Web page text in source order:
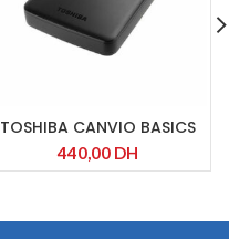
TOSHIBA CANVIO BASICS
440,00 DH